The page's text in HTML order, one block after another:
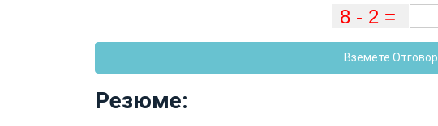
Вземете Отговор
Резюме: